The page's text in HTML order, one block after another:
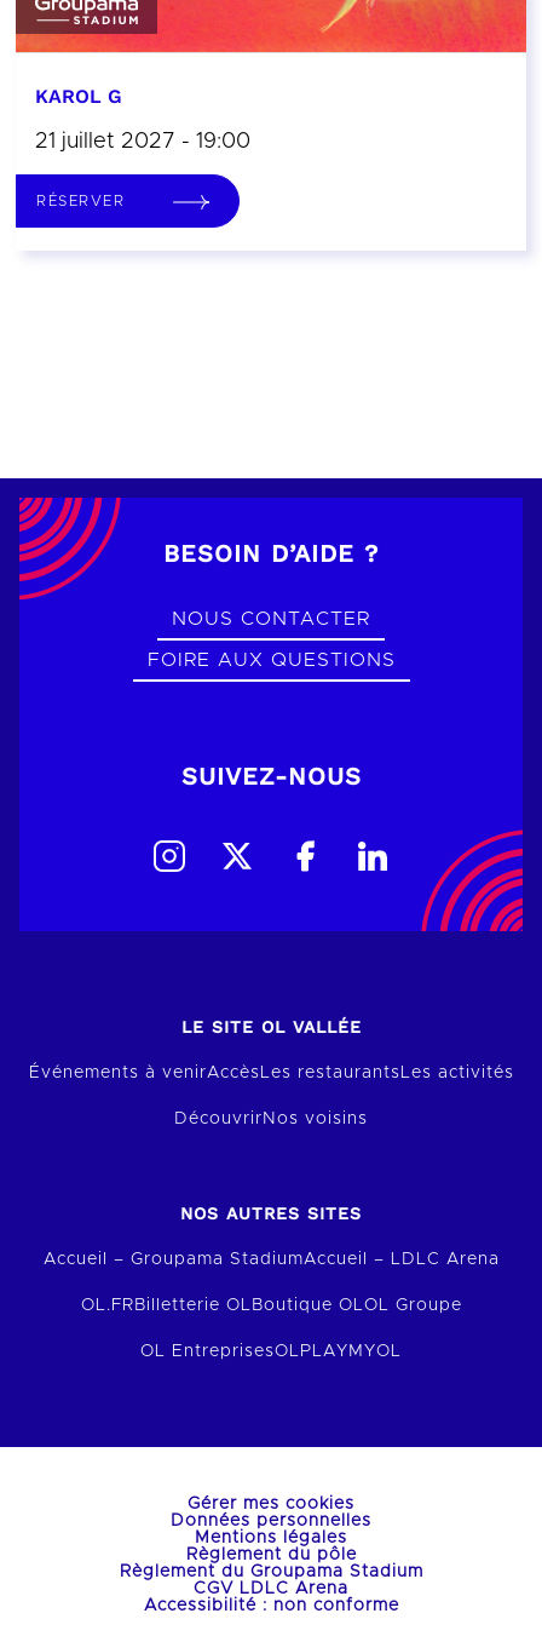
KAROL G
21 juillet 2027 - 19:00
RÉSERVER
BESOIN D’AIDE ?
NOUS CONTACTER
FOIRE AUX QUESTIONS
SUIVEZ-NOUS
LE SITE OL VALLÉE
Événements à venirAccès Les restaurants Les activités
Découvrir Nos voisins
NOS AUTRES SITES
Accueil – Groupama StadiumAccueil – LDLC Arena
OL.FR Billetterie OL Boutique OL OL Groupe
OL EntreprisesOLPLAY MYOL
Gérer mes cookies
Données personnelles
Mentions légales
Règlement du pôle
Règlement du Groupama Stadium
CGV LDLC Arena
Accessibilité : non conforme